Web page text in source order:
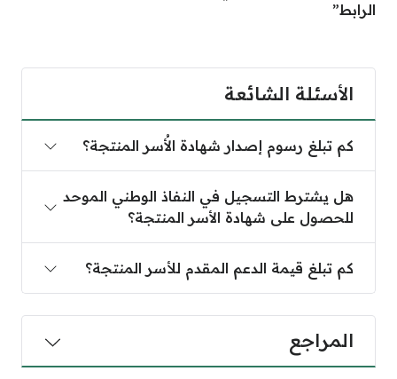
الرابط”
الأسئلة الشائعة
كم تبلغ رسوم إصدار شهادة الأُسر المنتجة؟
هل يشترط التسجيل في النفاذ الوطني الموحد
للحصول على شهادة الأسر المنتجة؟
كم تبلغ قيمة الدعم المقدم للأسر المنتجة؟
المراجع